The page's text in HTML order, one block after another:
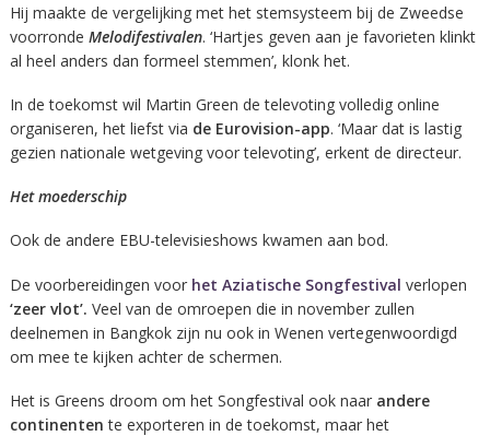
Hij maakte de vergelijking met het stemsysteem bij de Zweedse
voorronde Melodifestivalen. ‘Hartjes geven aan je favorieten klinkt
al heel anders dan formeel stemmen’, klonk het.
In de toekomst wil Martin Green de televoting volledig online
organiseren, het liefst via de Eurovision-app. ‘Maar dat is lastig
gezien nationale wetgeving voor televoting’, erkent de directeur.
Het moederschip
Ook de andere EBU-televisieshows kwamen aan bod.
De voorbereidingen voor het Aziatische Songfestival verlopen
‘zeer vlot’. Veel van de omroepen die in november zullen
deelnemen in Bangkok zijn nu ook in Wenen vertegenwoordigd
om mee te kijken achter de schermen.
Het is Greens droom om het Songfestival ook naar andere
continenten te exporteren in de toekomst, maar het